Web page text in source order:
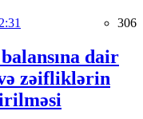
306
dair
zəifliklərin